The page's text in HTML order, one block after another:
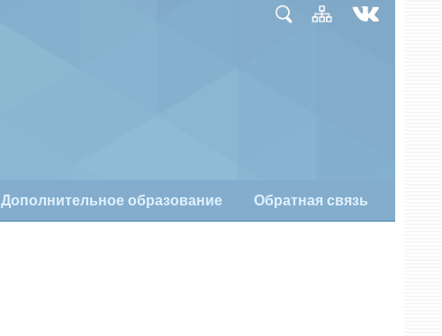
Дополнительное образование Обратная связь